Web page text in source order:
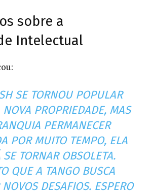
sobre a
Intelectual
SE TORNOU POPULAR
PROPRIEDADE, MAS
PERMANECER
POR MUITO TEMPO, ELA
SE TORNAR OBSOLETA.
QUE A TANGO BUSCA
DESAFIOS. ESPERO